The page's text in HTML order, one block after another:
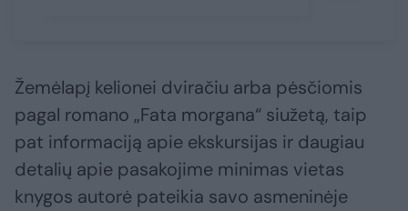
Žemėlapį kelionei dviračiu arba pėsčiomis
pagal romano „Fata morgana“ siužetą, taip
pat informaciją apie ekskursijas ir daugiau
detalių apie pasakojime minimas vietas
knygos autorė pateikia savo asmeninėje